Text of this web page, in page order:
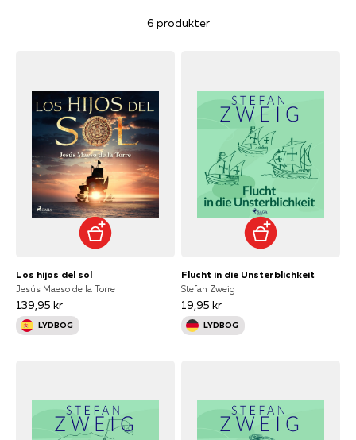
6 produkter
Los hijos del sol
Jesús Maeso de la Torre
139,95 kr
LYDBOG
Flucht in die Unsterblichkeit
Stefan Zweig
19,95 kr
LYDBOG